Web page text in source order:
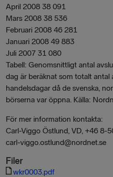
April 2008 38 091
Mars 2008 38 536
Februari 2008 46 281
Januari 2008 49 883
Juli 2007 31 080
Tabell: Genomsnittligt antal
dag är beräknat som totalt
handelsdagar då de svenska,
börserna var öppna. Källa:
För mer information kontakta:
Carl-Viggo Östlund, VD, +46 8-
carl-viggo.ostlund@nordnet.se
Filer
wkr0003.pdf